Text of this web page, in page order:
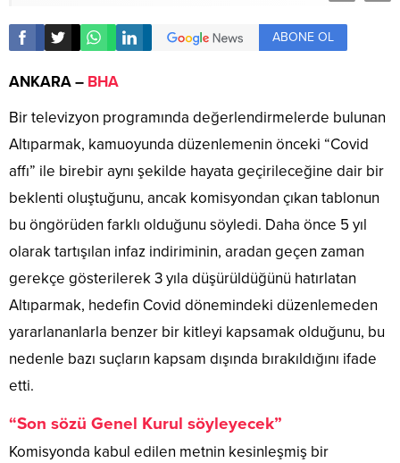
ABONE OL
ANKARA – BHA
Bir televizyon programında değerlendirmelerde bulunan
Altıparmak, kamuoyunda düzenlemenin önceki “Covid
affı” ile birebir aynı şekilde hayata geçirileceğine dair bir
beklenti oluştuğunu, ancak komisyondan çıkan tablonun
bu öngörüden farklı olduğunu söyledi. Daha önce 5 yıl
olarak tartışılan infaz indiriminin, aradan geçen zaman
gerekçe gösterilerek 3 yıla düşürüldüğünü hatırlatan
Altıparmak, hedefin Covid dönemindeki düzenlemeden
yararlananlarla benzer bir kitleyi kapsamak olduğunu, bu
nedenle bazı suçların kapsam dışında bırakıldığını ifade
etti.
“Son sözü Genel Kurul söyleyecek”
Komisyonda kabul edilen metnin kesinleşmiş bir